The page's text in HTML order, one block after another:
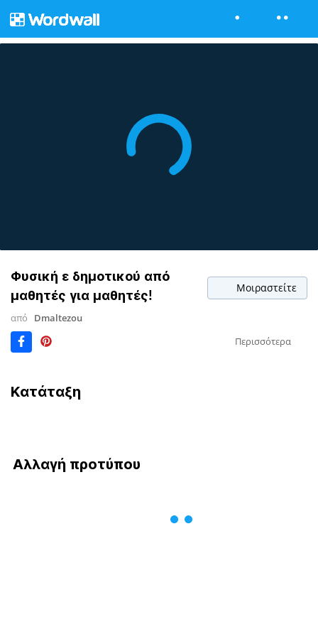
Φυσική ε δημοτικού από
μαθητές για μαθητές!
Μοιραστείτε
από
Dmaltezou
Περισσότερα
Κατάταξη
Αλλαγή προτύπου